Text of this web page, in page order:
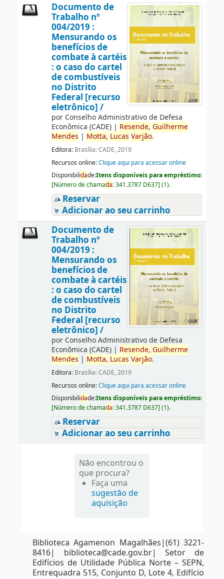
Documento de
Trabalho nº
004/2019 :
Mensurando os
benefícios de
combate à cartéis
: o caso do cartel
de combustíveis
no Distrito
Federal [recurso
eletrônico] /
por Conselho Administrativo de Defesa
Econômica (CADE)| Resende, Guilherme
Mendes | Motta, Lucas Varjão.
Editora: Brasília: CADE, 2019
Recursos online:Clique aqui para acessar online
Disponibilidade:Itens disponíveis para empréstimo:
[Número de chamada:341.3787 D637] (1).
Reservar
Adicionar ao seu carrinho
Documento de
Trabalho nº
004/2019 :
Mensurando os
benefícios de
combate à cartéis
: o caso do cartel
de combustíveis
no Distrito
Federal [recurso
eletrônico] /
por Conselho Administrativo de Defesa
Econômica (CADE)| Resende, Guilherme
Mendes | Motta, Lucas Varjão.
Editora: Brasília: CADE, 2019
Recursos online:Clique aqui para acessar online
Disponibilidade:Itens disponíveis para empréstimo:
[Número de chamada:341.3787 D637] (1).
Reservar
Adicionar ao seu carrinho
Não encontrou o
que procura?
Faça uma
sugestão de
aquisição
Biblioteca Agamenon Magalhães|(61) 3221-
8416| biblioteca@cade.gov.br| Setor de
Edifícios de Utilidade Pública Norte – SEPN,
Entrequadra 515, Conjunto D, Lote 4, Edifício